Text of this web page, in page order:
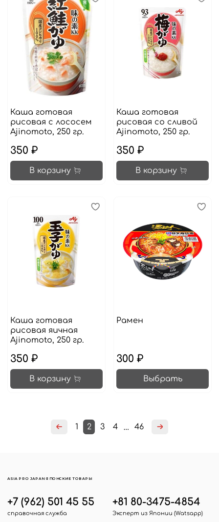
Каша готовая
рисовая с лососем
Ajinomoto, 250 гр.
350 ₽
В корзину
Каша готовая
рисовая со сливой
Ajinomoto, 250 гр.
350 ₽
В корзину
Каша готовая
рисовая яичная
Ajinomoto, 250 гр.
350 ₽
В корзину
Рамен
300 ₽
Выбрать
1 2 3 4 … 46
+7 (962) 501 45 55
справочная служба
+81 80-3475-4854
Эксперт из Японии (Watsapp)
ASIA PRO JAPAN ЯПОНСКИЕ ТОВАРЫ